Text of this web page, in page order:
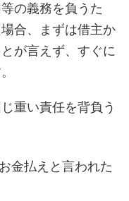
の義務を負うた
合、まずは借主か
が言えず、すぐに
重い責任を背負う
金払えと言われた